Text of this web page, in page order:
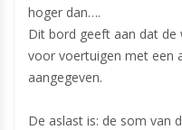
hoger dan….
Dit bord geeft aan dat de
voor voertuigen met een
aangegeven.
De aslast is: de som van